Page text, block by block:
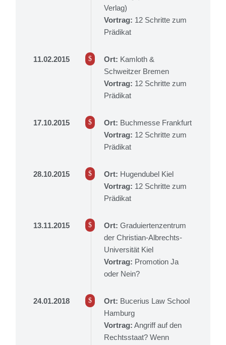
Verlag)
Vortrag: 12 Schritte zum
Prädikat
11.02.2015 Ort: Kamloth &
Schweitzer Bremen
Vortrag: 12 Schritte zum
Prädikat
17.10.2015 Ort: Buchmesse Frankfurt
Vortrag: 12 Schritte zum
Prädikat
28.10.2015 Ort: Hugendubel Kiel
Vortrag: 12 Schritte zum
Prädikat
13.11.2015 Ort: Graduiertenzentrum
der Christian-Albrechts-
Universität Kiel
Vortrag: Promotion Ja
oder Nein?
24.01.2018 Ort: Bucerius Law School
Hamburg
Vortrag: Angriff auf den
Rechtsstaat? Wenn